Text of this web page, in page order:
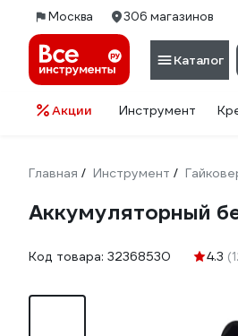
Москва 306 магазинов
Каталог
Акции Инструмент
Главная / Инструмент /
Аккумуляторный
Код товара: 32368530 4.3